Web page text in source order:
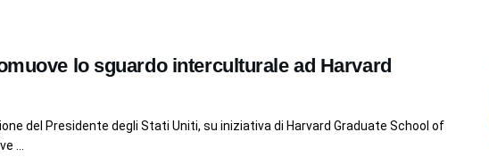
lo sguardo interculturale ad Harvard
del Presidente degli Stati Uniti, su iniziativa di Harvard Graduate School of
...